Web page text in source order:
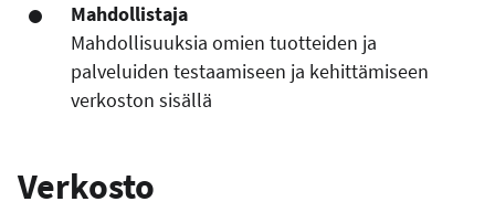
Mahdollistaja
Mahdollisuuksia omien tuotteiden ja
palveluiden testaamiseen ja kehittämiseen
verkoston sisällä
Verkosto